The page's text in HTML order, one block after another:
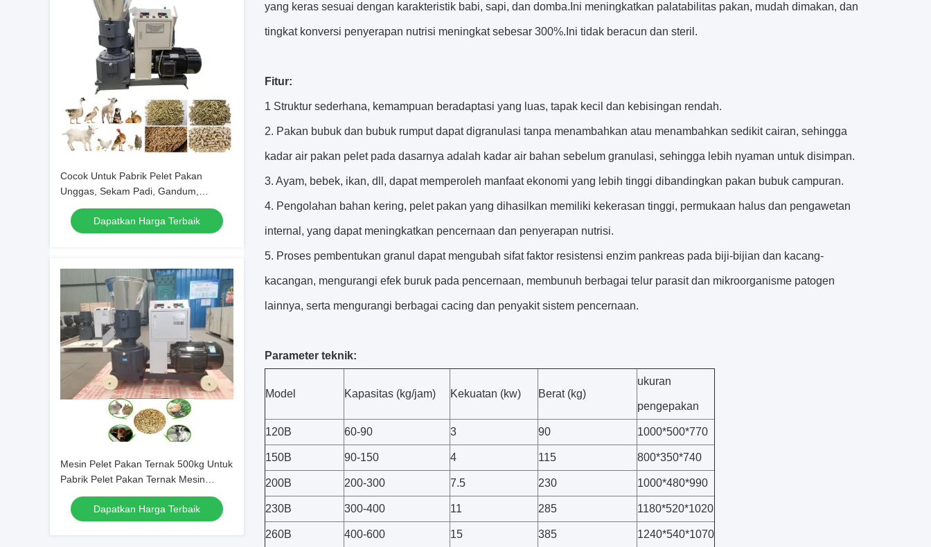
Cocok Untuk Pabrik Pelet Pakan
Unggas, Sekam Padi, Gandum,
Kapasitas 50-1200kg/Jam
Dapatkan Harga Terbaik
Mesin Pelet Pakan Ternak 500kg Untuk
Pabrik Pelet Pakan Ternak Mesin
Pengolah Pakan Ternak Ayam
Dapatkan Harga Terbaik
yang keras sesuai dengan karakteristik babi, sapi, dan domba.Ini meningkatkan palatabilitas pakan, mudah dimakan, dan
tingkat konversi penyerapan nutrisi meningkat sebesar 300%.Ini tidak beracun dan steril.
Fitur:
1 Struktur sederhana, kemampuan beradaptasi yang luas, tapak kecil dan kebisingan rendah.
2. Pakan bubuk dan bubuk rumput dapat digranulasi tanpa menambahkan atau menambahkan sedikit cairan, sehingga
kadar air pakan pelet pada dasarnya adalah kadar air bahan sebelum granulasi, sehingga lebih nyaman untuk disimpan.
3. Ayam, bebek, ikan, dll, dapat memperoleh manfaat ekonomi yang lebih tinggi dibandingkan pakan bubuk campuran.
4. Pengolahan bahan kering, pelet pakan yang dihasilkan memiliki kekerasan tinggi, permukaan halus dan pengawetan
internal, yang dapat meningkatkan pencernaan dan penyerapan nutrisi.
5. Proses pembentukan granul dapat mengubah sifat faktor resistensi enzim pankreas pada biji-bijian dan kacang-
kacangan, mengurangi efek buruk pada pencernaan, membunuh berbagai telur parasit dan mikroorganisme patogen
lainnya, serta mengurangi berbagai cacing dan penyakit sistem pencernaan.
Parameter teknik:
Model Kapasitas (kg/jam) Kekuatan (kw) Berat (kg)
ukuran
pengepakan
120B 60-90 3 90 1000*500*770
150B 90-150 4 115 800*350*740
200B 200-300 7.5 230 1000*480*990
230B 300-400 11 285 1180*520*1020
260B 400-600 15 385 1240*540*1070